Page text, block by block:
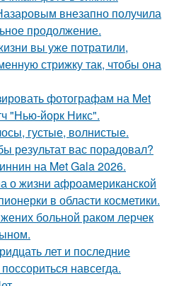
внезапно получила
продолжение.
вы уже потратили,
стрижку так, чтобы она
фотографам на Met
"Нью-йорк Никс".
густые, волнистые.
результат вас порадовал?
на Met Gala 2026.
о жизни афроамериканской
в области косметики.
больной раком лерчек
лет и последние
навсегда.